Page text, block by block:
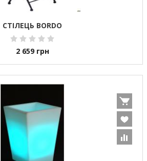
СТІЛЕЦЬ BORDO
2 659 грн